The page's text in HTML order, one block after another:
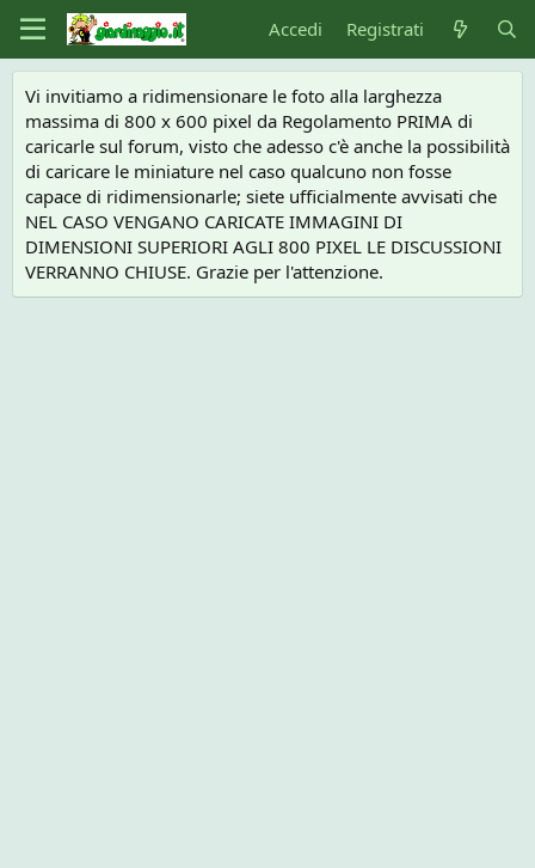
Accedi Registrati
Vi invitiamo a ridimensionare le foto alla larghezza
massima di 800 x 600 pixel da Regolamento PRIMA di
caricarle sul forum, visto che adesso c'è anche la possibilità
di caricare le miniature nel caso qualcuno non fosse
capace di ridimensionarle; siete ufficialmente avvisati che
NEL CASO VENGANO CARICATE IMMAGINI DI
DIMENSIONI SUPERIORI AGLI 800 PIXEL LE DISCUSSIONI
VERRANNO CHIUSE. Grazie per l'attenzione.